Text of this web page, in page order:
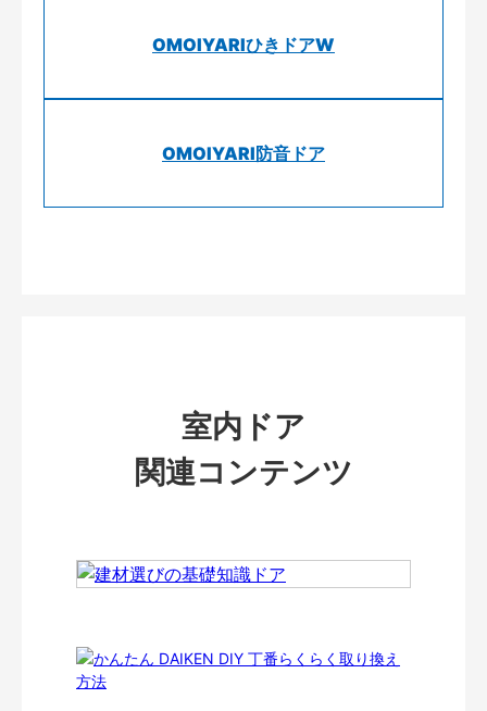
OMOIYARIひきドアW
OMOIYARI防音ドア
室内ドア
関連コンテンツ